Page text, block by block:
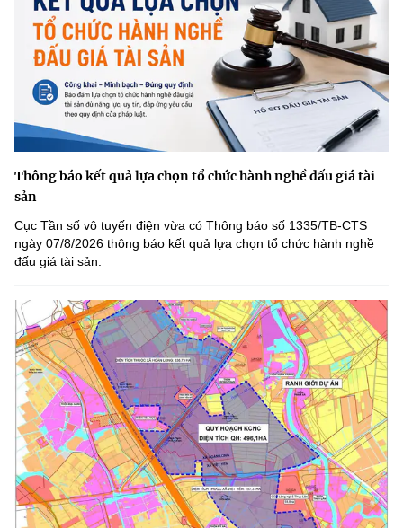
Thông báo kết quả lựa chọn tổ chức hành nghề đấu giá tài
sản
Cục Tần số vô tuyến điện vừa có Thông báo số 1335/TB-CTS
ngày 07/8/2026 thông báo kết quả lựa chọn tổ chức hành nghề
đấu giá tài sản.